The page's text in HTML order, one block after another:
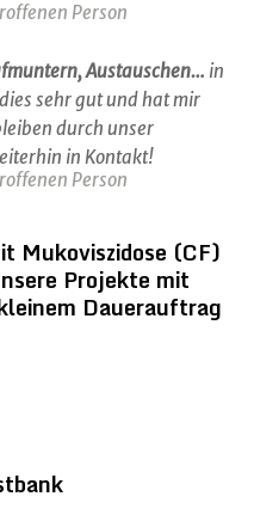
Person
Austauschen… in
sehr gut und hat mir
durch unser
in Kontakt!
Person
Mukoviszidose (CF)
Projekte mit
Dauerauftrag